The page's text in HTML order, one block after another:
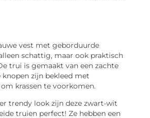
vest met geborduurde
schattig, maar ook praktisch
trui is gemaakt van een zachte
knopen zijn bekleed met
krassen te voorkomen.
trendy look zijn deze zwart-wit
truien perfect! Ze hebben een